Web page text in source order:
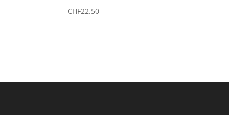
CHF22.50